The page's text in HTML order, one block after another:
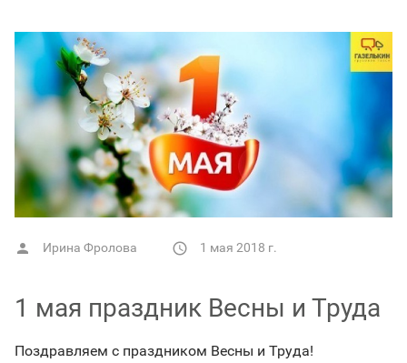
 Ирина Фролова  1 мая 2018 г.
1 мая праздник Весны и Труда
Поздравляем с праздником Весны и Труда!